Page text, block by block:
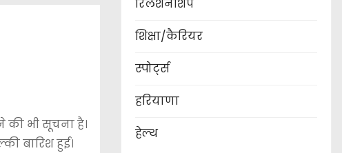
की भी सूचना है।
बारिश हुई।
रिलेशनशिप
शिक्षा/कैरियर
स्पोर्ट्स
हरियाणा
हेल्थ